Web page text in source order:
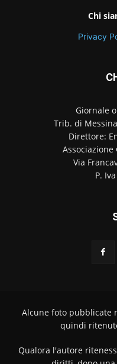
Chi
Privacy
Giornale
Trib. di
Direttore:
Via
P.
Alcune foto pubblicate
quindi
Qualora l'autore